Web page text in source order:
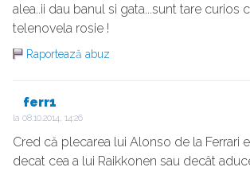
alea..ii dau banul si gata...sunt tare curios
telenovela rosie !
Raportează abuz
ferr1
la 08.10.2014, 14:26
Cred că plecarea lui Alonso de la Ferrari
decat cea a lui Raikkonen sau decât